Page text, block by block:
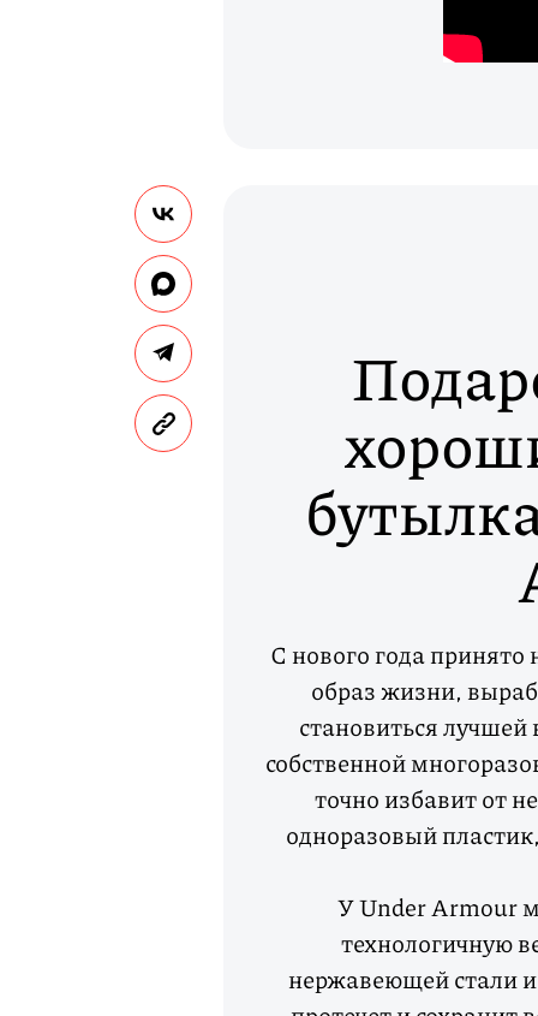
С нового года
образ жизни,
становиться лучшей
собственной
точно избавит от
одноразовый
У Under Armour
технологичную
нержавеющей стали и